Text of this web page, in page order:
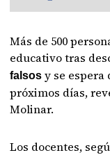
Más de 500
educativo tras
falsos y se espera
próximos días,
Molinar.
Los docentes,